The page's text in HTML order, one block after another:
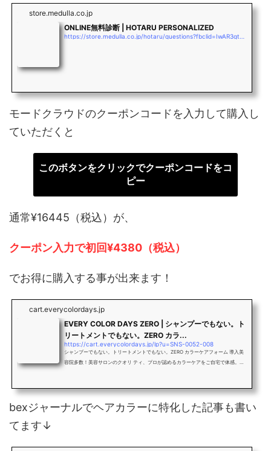
store.medulla.co.jp
ONLINE無料診断 | HOTARU PERSONALIZED
モードクラウドのクーポンコードを入力して購入し
ていただくと
このボタンをクリックでクーポンコードをコ
ピー
通常¥16445（税込）が、
クーポン入力で初回¥4380（税込）
でお得に購入する事が出来ます！
cart.everycolordays.jp
EVERY COLOR DAYS ZERO | シャンプーでもない。ト
リートメントでもない。ZERO カラ...
https://cart.everycolordays.jp/lp?u=SNS-0052-008
シャンプーでもない。トリートメントでもない。ZERO カラーケアフォーム 導入美
容院多数！美容サロンのクオリ ティ、プロが認めるカラーケアをご自宅で体感。毎
bexジャーナルでヘアカラーに特化した記事も書い
てます↓